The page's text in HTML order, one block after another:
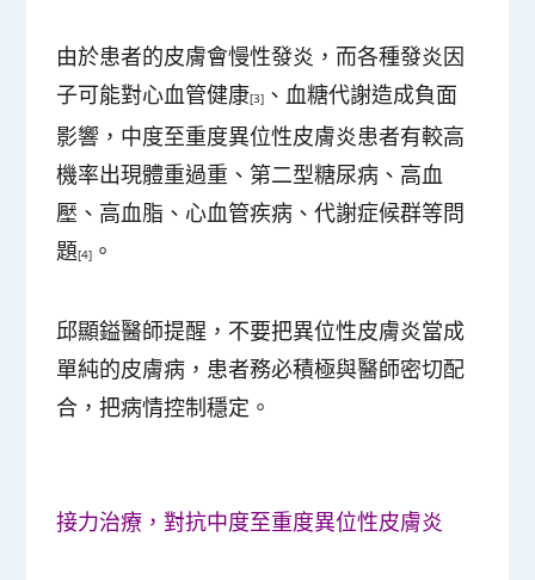
由於患者的皮膚會慢性發炎，而各種發炎因
子可能對心血管健康[3] 、血糖代謝造成負面
影響，中度至重度異位性皮膚炎患者有較高
機率出現體重過重、第二型糖尿病、高血
壓、高血脂、心血管疾病、代謝症候群等問
題[4] 。
邱顯鎰醫師提醒，不要把異位性皮膚炎當成
單純的皮膚病，患者務必積極與醫師密切配
合，把病情控制穩定。
接力治療，對抗中度至重度異位性皮膚炎